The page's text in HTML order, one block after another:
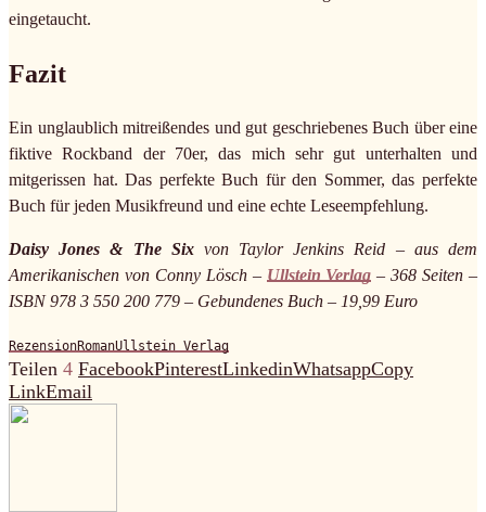
eingetaucht.
Fazit
Ein unglaublich mitreißendes und gut geschriebenes Buch über eine
fiktive Rockband der 70er, das mich sehr gut unterhalten und
mitgerissen hat. Das perfekte Buch für den Sommer, das perfekte
Buch für jeden Musikfreund und eine echte Leseempfehlung.
Daisy Jones & The Sixvon Taylor Jenkins Reid – aus dem
Amerikanischen von Conny Lösch – Ullstein Verlag – 368 Seiten –
ISBN 978 3 550 200 779 – Gebundenes Buch – 19,99 Euro
RezensionRomanUllstein Verlag
Teilen 4 FacebookPinterestLinkedinWhatsappCopy
LinkEmail